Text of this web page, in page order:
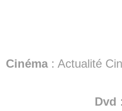
Cinéma: Actualité
Dvd :